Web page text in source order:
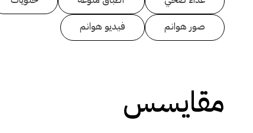
صور هوانم
فيديو هوانم
مقايسس